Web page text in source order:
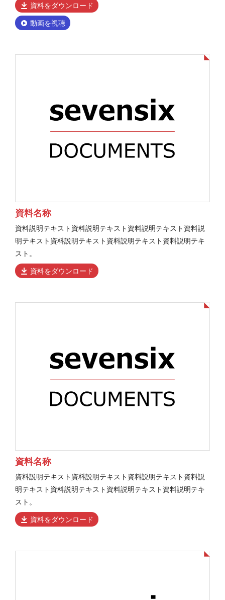
資料をダウンロード
動画を視聴
資料名称
資料説明テキスト資料説明テキスト資料説明テキスト資料説
明テキスト資料説明テキスト資料説明テキスト資料説明テキ
スト。
資料をダウンロード
資料名称
資料説明テキスト資料説明テキスト資料説明テキスト資料説
明テキスト資料説明テキスト資料説明テキスト資料説明テキ
スト。
資料をダウンロード